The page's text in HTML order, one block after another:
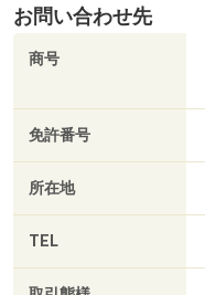
お問い合わせ先
商号
免許番号
所在地
TEL